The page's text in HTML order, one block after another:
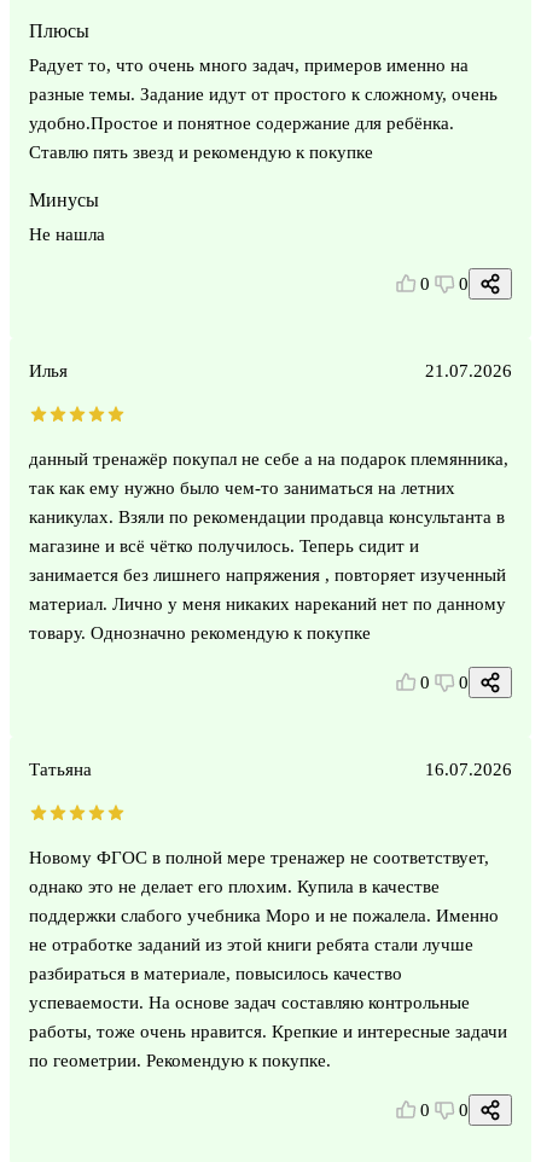
Плюсы
Радует то, что очень много задач, примеров именно на
разные темы. Задание идут от простого к сложному, очень
удобно.Простое и понятное содержание для ребёнка.
Ставлю пять звезд и рекомендую к покупке
Минусы
Не нашла
0 0
Илья 21.07.2026
данный тренажёр покупал не себе а на подарок племянника,
так как ему нужно было чем-то заниматься на летних
каникулах. Взяли по рекомендации продавца консультанта в
магазине и всё чётко получилось. Теперь сидит и
занимается без лишнего напряжения , повторяет изученный
материал. Лично у меня никаких нареканий нет по данному
товару. Однозначно рекомендую к покупке
0 0
Татьяна 16.07.2026
Новому ФГОС в полной мере тренажер не соответствует,
однако это не делает его плохим. Купила в качестве
поддержки слабого учебника Моро и не пожалела. Именно
не отработке заданий из этой книги ребята стали лучше
разбираться в материале, повысилось качество
успеваемости. На основе задач составляю контрольные
работы, тоже очень нравится. Крепкие и интересные задачи
по геометрии. Рекомендую к покупке.
0 0